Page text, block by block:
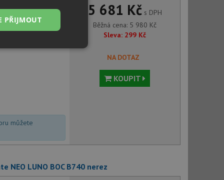
5 681 Kčs DPH
Běžná cena: 5 980 Kč
Sleva: 299 Kč
NA DOTAZ
KOUPIT
můžete
NEO LUNO BOC B740 nerez
PŘIJMOUT
Nezařazené
účtu. Webové